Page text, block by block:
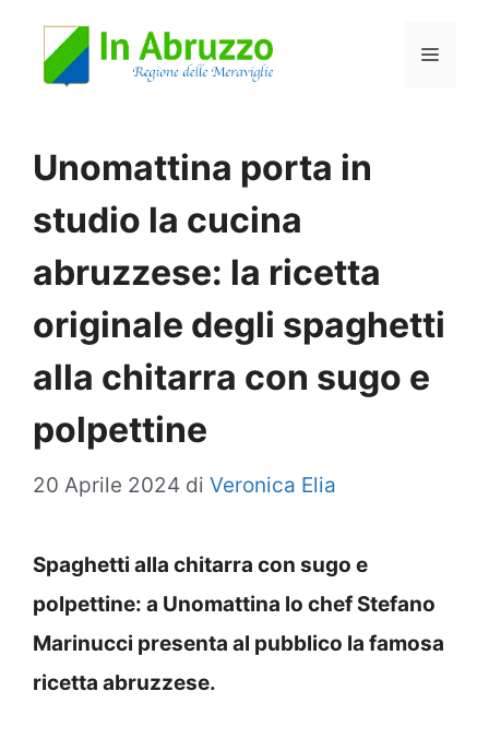
Menu
Unomattina porta in
studio la cucina
abruzzese: la ricetta
originale degli spaghetti
alla chitarra con sugo e
polpettine
20 Aprile 2024 di Veronica Elia
Spaghetti alla chitarra con sugo e
polpettine: a Unomattina lo chef Stefano
Marinucci presenta al pubblico la famosa
ricetta abruzzese.